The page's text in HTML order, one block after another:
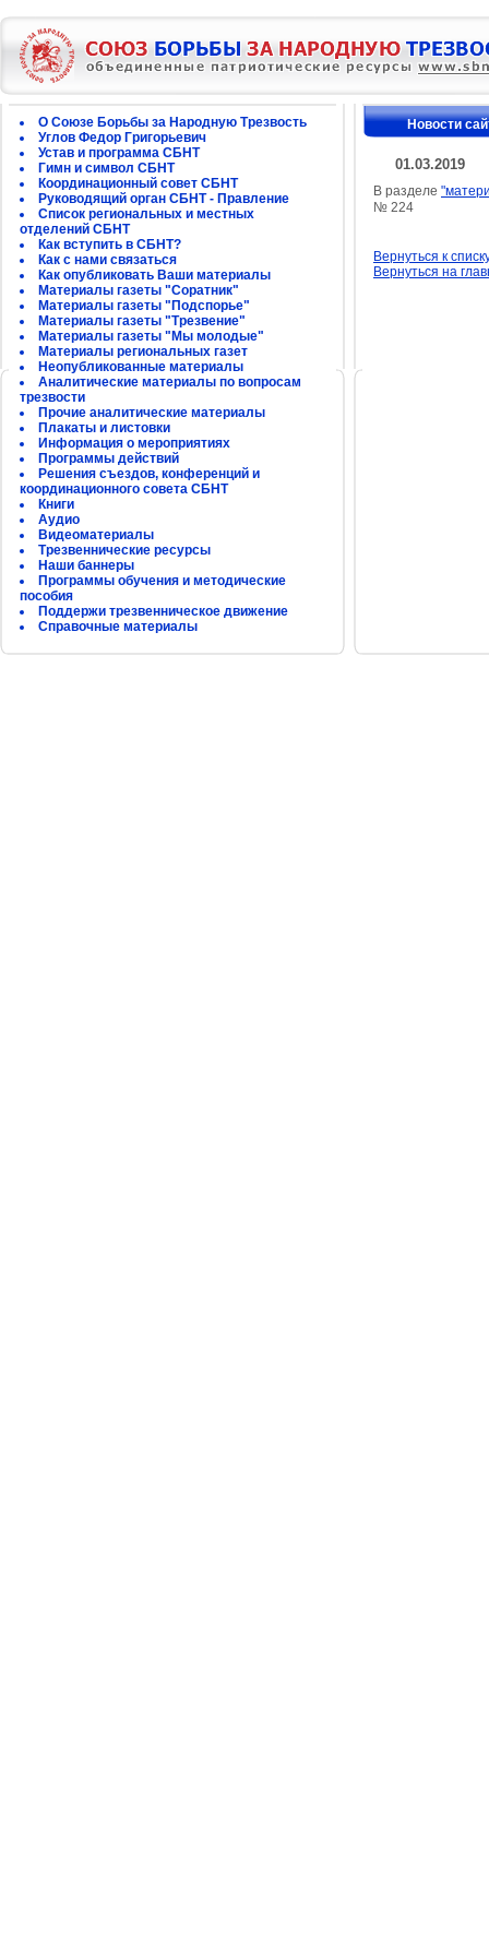
О Союзе Борьбы за Народную Трезвость
Углов Федор Григорьевич
Устав и программа СБНТ
Гимн и символ СБНТ
Координационный совет СБНТ
Руководящий орган СБНТ - Правление
Список региональных и местных
отделений СБНТ
Как вступить в СБНТ?
Как с нами связаться
Как опубликовать Ваши материалы
Материалы газеты "Соратник"
Материалы газеты "Подспорье"
Материалы газеты "Трезвение"
Материалы газеты "Мы молодые"
Материалы региональных газет
Неопубликованные материалы
Аналитические материалы по вопросам
трезвости
Прочие аналитические материалы
Плакаты и листовки
Информация о мероприятиях
Программы действий
Решения съездов, конференций и
координационного совета СБНТ
Книги
Аудио
Видеоматериалы
Трезвеннические ресурсы
Наши баннеры
Программы обучения и методические
пособия
Поддержи трезвенническое движение
Справочные материалы
Новости
01.03.2019
В разделе
№ 224
Вернуться к
Вернуться на